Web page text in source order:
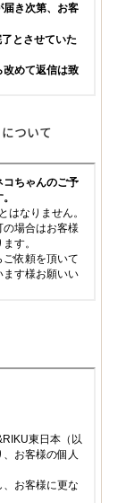
について